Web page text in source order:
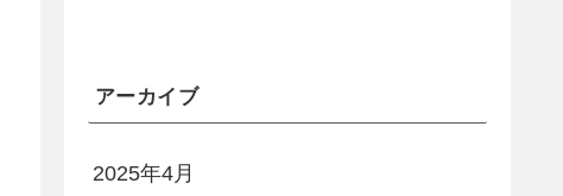
アーカイブ
2025年4月